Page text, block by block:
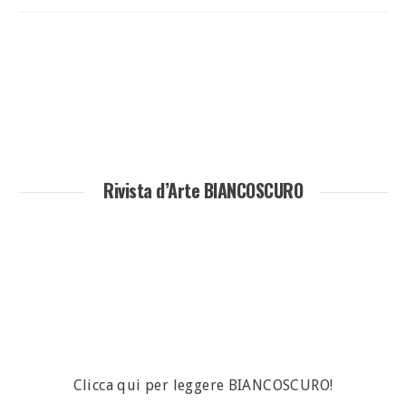
Rivista d’Arte BIANCOSCURO
Clicca qui per leggere BIANCOSCURO!